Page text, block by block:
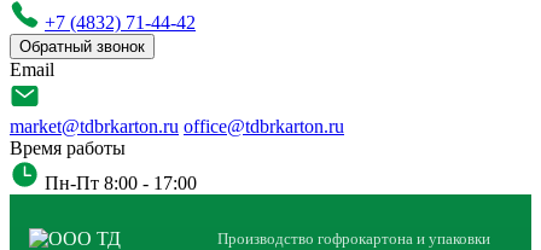
+7 (4832) 71-44-42
Обратный звонок
Email
market@tdbrkarton.ru office@tdbrkarton.ru
Время работы
Пн-Пт 8:00 - 17:00
Производство гофрокартона и упаковки